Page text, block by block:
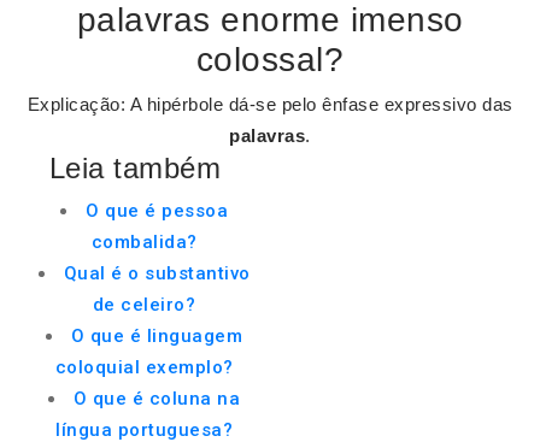
palavras enorme imenso
colossal?
Explicação: A hipérbole dá-se pelo ênfase expressivo das
palavras.
Leia também
O que é pessoa
combalida?
Qual é o substantivo
de celeiro?
O que é linguagem
coloquial exemplo?
O que é coluna na
língua portuguesa?